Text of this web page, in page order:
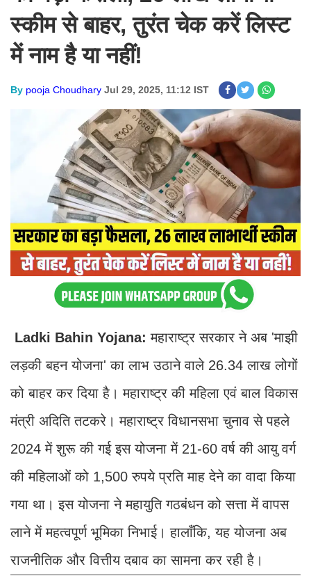
स्कीम से बाहर, तुरंत चेक करें लिस्ट
में नाम है या नहीं!
By pooja Choudhary Jul 29, 2025, 11:12 IST
Ladki Bahin Yojana:महाराष्ट्र सरकार ने अब 'माझी
लड़की बहन योजना' का लाभ उठाने वाले 26.34 लाख लोगों
को बाहर कर दिया है। महाराष्ट्र की महिला एवं बाल विकास
मंत्री अदिति तटकरे। महाराष्ट्र विधानसभा चुनाव से पहले
2024 में शुरू की गई इस योजना में 21-60 वर्ष की आयु वर्ग
की महिलाओं को 1,500 रुपये प्रति माह देने का वादा किया
गया था। इस योजना ने महायुति गठबंधन को सत्ता में वापस
लाने में महत्वपूर्ण भूमिका निभाई। हालाँकि, यह योजना अब
राजनीतिक और वित्तीय दबाव का सामना कर रही है।